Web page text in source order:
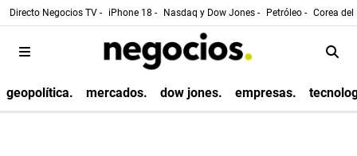
Directo Negocios TV - iPhone 18 - Nasdaq y Dow Jones - Petróleo - Corea
geopolítica. mercados. dow jones. empresas.